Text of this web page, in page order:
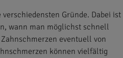
Gründe. Dabei ist
wann man möglichst schnell
eventuell von
können vielfältig